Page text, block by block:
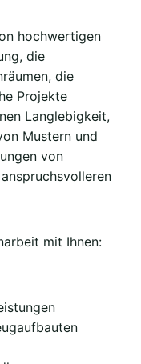
hochwertigen
die
die
Projekte
Langlebigkeit,
Mustern und
von
mit Ihnen: